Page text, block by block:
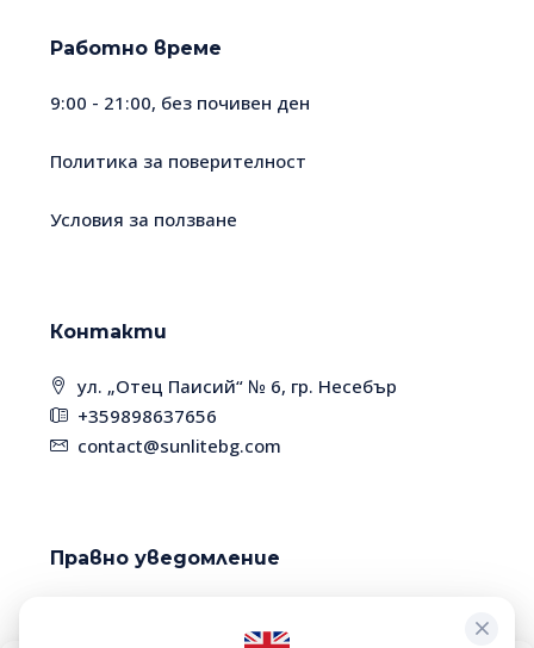
Работно време
9:00 - 21:00, без почивен ден
Политика за поверителност
Условия за ползване
Контакти
ул. „Отец Паисий“ № 6, гр. Несебър
+359898637656
contact@sunlitebg.com
Правно уведомление
имоти може вече да са продадени. Моля,